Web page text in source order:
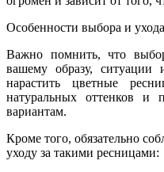
Особенности выбора и ухода
Важно помнить, что
вашему образу, ситуации
нарастить цветные
натуральных оттенков и
вариантам.
Кроме того, обязательно
уходу за такими ресницами: